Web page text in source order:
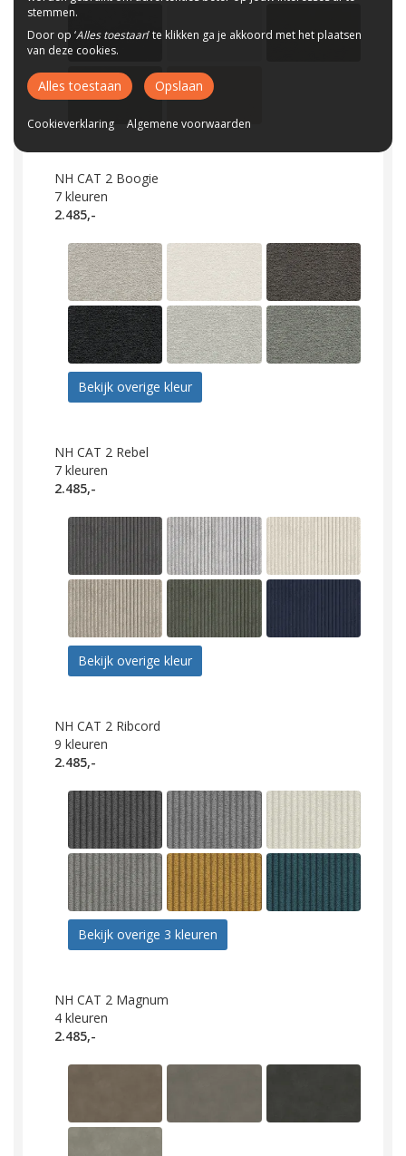
NH CAT 2 Boogie
7 kleuren
2.485,-
Bekijk overige kleur
NH CAT 2 Rebel
7 kleuren
2.485,-
Bekijk overige kleur
NH CAT 2 Ribcord
9 kleuren
2.485,-
Bekijk overige 3 kleuren
NH CAT 2 Magnum
4 kleuren
2.485,-
stemmen.
Door op ‘Alles toestaan’ te klikken ga je akkoord met het plaatsen
van deze cookies.
Alles toestaan Opslaan
Cookieverklaring Algemene voorwaarden